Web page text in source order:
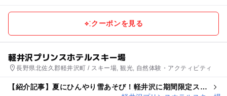
クーポンを見る
軽井沢プリンスホテルスキー場
長野県北佐久郡軽井沢町 / スキー場, 観光, 自然体験・アクティビティ
【紹介記事】夏にひんやり雪あそび！軽井沢に期間限定スノ
ーランド「カルプリ」OPEN 3歳未満無料